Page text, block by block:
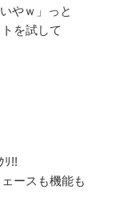
やｗ」っと
を試して
ﾘ!!
ースも機能も